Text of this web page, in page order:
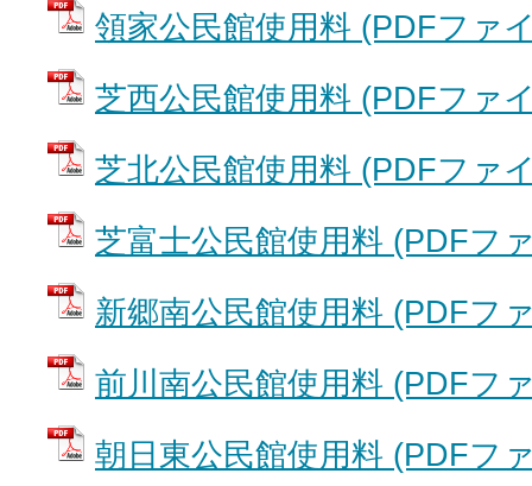
領家公民館使用料 (PDFファ
芝西公民館使用料 (PDFファ
芝北公民館使用料 (PDFファ
芝富士公民館使用料 (PDFフ
新郷南公民館使用料 (PDFフ
前川南公民館使用料 (PDFフ
朝日東公民館使用料 (PDFフ